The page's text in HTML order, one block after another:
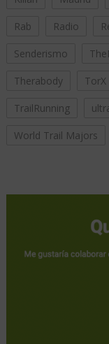
Rab Radio
Senderismo
Therabody TorX
TrailRunning
World Trail Majors